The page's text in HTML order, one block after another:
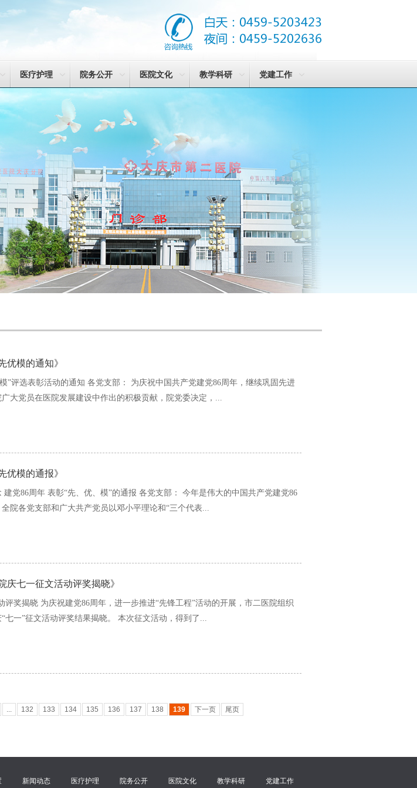
医疗护理 院务公开 医院文化 教学科研 党建工作
优模的通知》
”评选表彰活动的通知 各党支部： 为庆祝中国共产党建党86周年，继续巩固先进
大党员在医院发展建设中作出的积极贡献，院党委决定，...
优模的通报》
党86周年 表彰“先、优、模”的通报 各党支部： 今年是伟大的中国共产党建党86
院各党支部和广大共产党员以邓小平理论和“三个代表...
庆七一征文活动评奖揭晓》
评奖揭晓 为庆祝建党86周年，进一步推进“先锋工程”活动的开展，市二医院组织
七一”征文活动评奖结果揭晓。 本次征文活动，得到了...
... 132 133 134 135 136 137 138 139 下一页 尾页
新闻动态 医疗护理 院务公开 医院文化 教学科研 党建工作